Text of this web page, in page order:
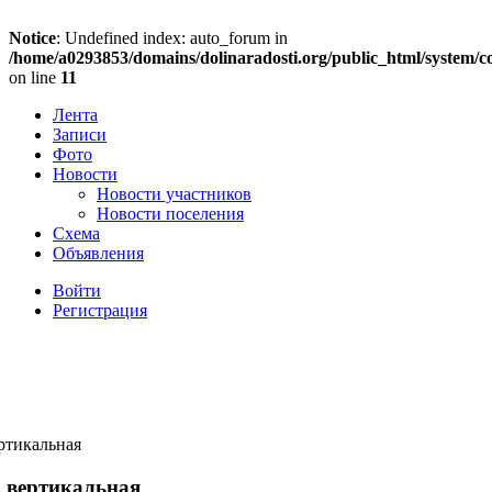
Notice: Undefined index: auto_forum in
/home/a0293853/domains/dolinaradosti.org/public_html/
on line 11
Лента
Записи
Фото
Новости
Новости участников
Новости поселения
Схема
Объявления
Войти
Регистрация